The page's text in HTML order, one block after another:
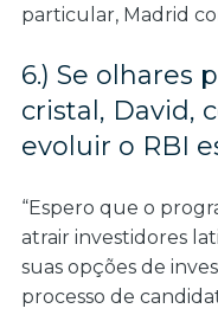
particular, Madrid
6.) Se olhares
cristal, David,
evoluir o RBI
“Espero que o
atrair investidores
suas opções de
processo de